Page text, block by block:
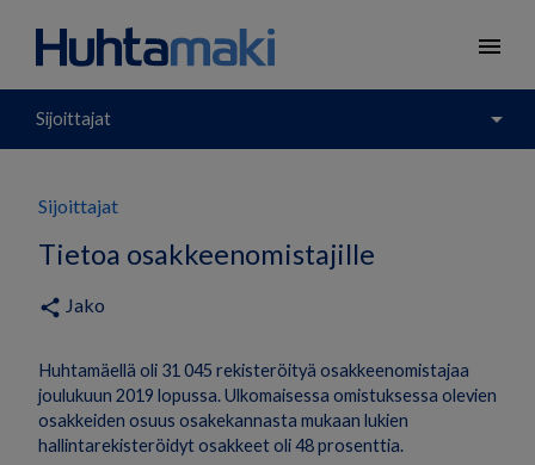
menu
Sijoittajat arrow_drop_down
Sijoittajat
Tietoa osakkeenomistajille
share Jako
Huhtamäellä oli 31 045 rekisteröityä osakkeenomistajaa
joulukuun 2019 lopussa. Ulkomaisessa omistuksessa olevien
osakkeiden osuus osakekannasta mukaan lukien
hallintarekisteröidyt osakkeet oli 48 prosenttia.